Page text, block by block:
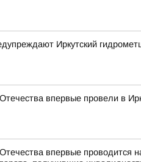
Иркутский
впервые провели в
впервые